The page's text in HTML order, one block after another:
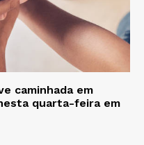
caminhada em
quarta-feira em